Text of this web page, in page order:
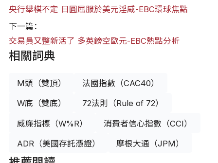
央行舉棋不定 日圓屈服於美元淫威-EBC環球焦點
下一篇：
交易員又整新活了 多英鎊空歐元-EBC熱點分析
相關詞典
M頭（雙頂） 法國指數（CAC40）
W底（雙底） 72法則（Rule of 72）
威廉指標（W%R） 消費者信心指數（CCI）
ADR（美國存託憑證） 摩根大通（JPM）